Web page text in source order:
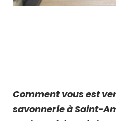
Comment vous est
savonnerie à Saint-